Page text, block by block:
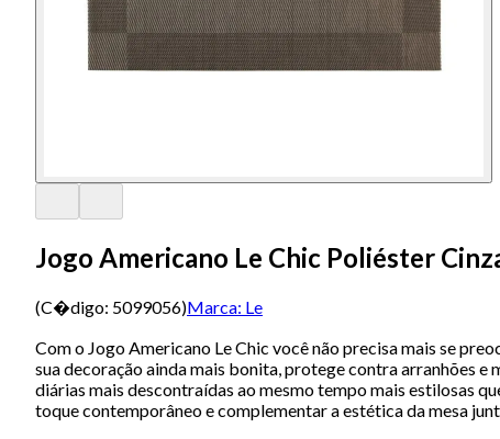
Jogo Americano Le Chic Poliéster
(C�digo: 5099056)Marca: Le
Com o Jogo Americano Le Chic você não precisa mais se
sua decoração ainda mais bonita, protege contra arranhões
diárias mais descontraídas ao mesmo tempo mais estilosas
toque contemporâneo e complementar a estética da mesa